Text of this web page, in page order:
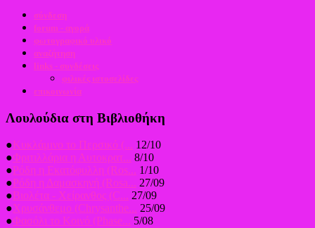
σύνδεση
forum - αγορά
φωτογραφικό υλικό
αναζήτηση
links - συνδέσεις
φιλικές ιστοσελίδες
επικοινωνία
Λουλούδια στη Βιβλιοθήκη
●Κυκλάμινο το Περσικό (... 12/10
●Φριτιλλάρια η Αυτοκρατ... 8/10
●Ρόδη η Εκατόφυλλη (Ros... 1/10
●Ρόδη η Δαμασκηνή (Rosa... 27/09
●Βιολέτα - Χείρανθος (C... 27/09
●Χρυσάνθεμο (Chrysanthe... 25/09
●Φασόλι το Κοινό (Phase... 5/08